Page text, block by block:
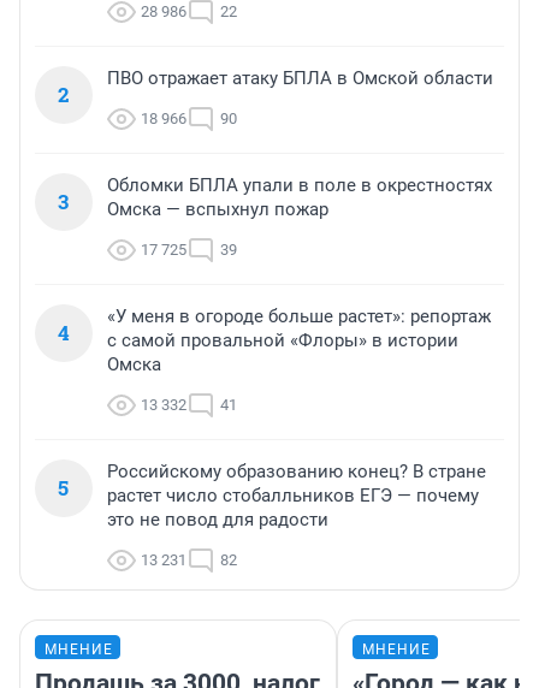
28 986 22
2
ПВО отражает атаку БПЛА в Омской области
18 966 90
3
Обломки БПЛА упали в поле в окрестностях
Омска — вспыхнул пожар
17 725 39
4
«У меня в огороде больше растет»: репортаж
с самой провальной «Флоры» в истории
Омска
13 332 41
5
Российскому образованию конец? В стране
растет число стобалльников ЕГЭ — почему
это не повод для радости
13 231 82
МНЕНИЕ МНЕНИЕ